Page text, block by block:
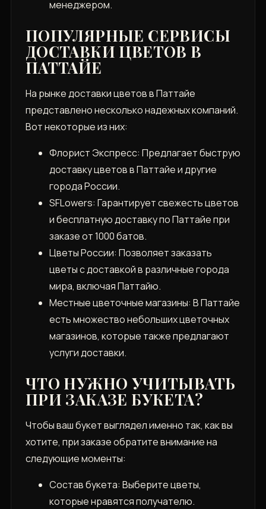
менеджером.
ПОПУЛЯРНЫЕ СЕРВИСЫ
ДОСТАВКИ ЦВЕТОВ В
ПАТТАЙЕ
На рынке доставки цветов в Паттайе
представлено несколько надежных компаний.
Вот некоторые из них:
Флорист Экспресс: Предлагает быструю
доставку цветов в Паттайе и другие
города России.
SFLowers: Гарантирует свежесть цветов
и бесплатную доставку по Паттайе при
заказе от 1000 батов.
Цветы России: Позволяет заказать
цветы с доставкой в различные города
мира‚ включая Паттайю.
Местные цветочные магазины: В Паттайе
есть множество небольших цветочных
магазинов‚ которые также предлагают
услуги доставки.
ЧТО НУЖНО УЧИТЫВАТЬ
ПРИ ЗАКАЗЕ БУКЕТА?
Чтобы ваш букет выглядел именно так‚ как вы
хотите‚ при заказе обратите внимание на
следующие моменты:
Состав букета: Выберите цветы‚
которые нравятся получателю.